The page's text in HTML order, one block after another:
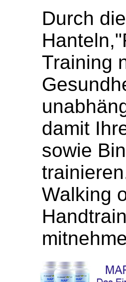
Durch
Training
damit
sowie
Walking